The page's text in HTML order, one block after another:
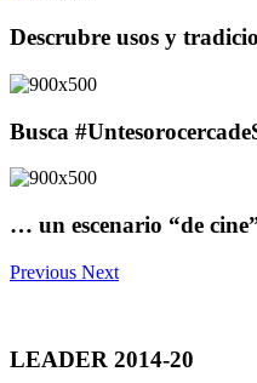
Descrubre usos y
Busca
… un escenario “de
Previous Next
LEADER 2014-20